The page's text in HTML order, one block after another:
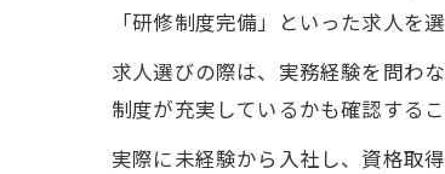
「研修制度完備」といった求人を
求人選びの際は、実務経験を問わ
制度が充実しているかも確認する
実際に未経験から入社し、資格取